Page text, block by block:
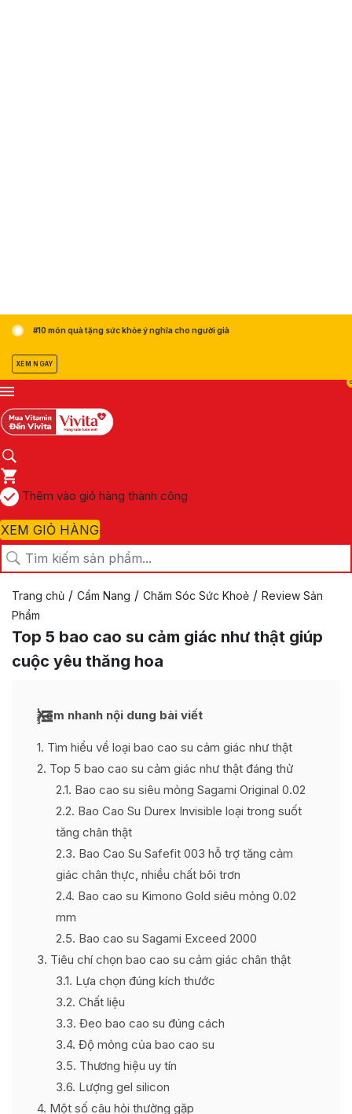
#10 món quà tặng sức khỏe ý nghĩa cho người già
XEM NGAY
0
Thêm vào giỏ hàng thành công
XEM GIỎ HÀNG
Trang chủ / Cẩm Nang / Chăm Sóc Sức Khoẻ / Review Sản
Phẩm
Top 5 bao cao su cảm giác như thật giúp
cuộc yêu thăng hoa
Xem nhanh nội dung bài viết
1 Tìm hiểu về loại bao cao su cảm giác như thật
2 Top 5 bao cao su cảm giác như thật đáng thử
2.1 Bao cao su siêu mỏng Sagami Original 0.02
2.2 Bao Cao Su Durex Invisible loại trong suốt
tăng chân thật
2.3 Bao Cao Su Safefit 003 hỗ trợ tăng cảm
giác chân thực, nhiều chất bôi trơn
2.4 Bao cao su Kimono Gold siêu mỏng 0.02
mm
2.5 Bao cao su Sagami Exceed 2000
3 Tiêu chí chọn bao cao su cảm giác chân thật
3.1 Lựa chọn đúng kích thước
3.2 Chất liệu
3.3 Đeo bao cao su đúng cách
3.4 Độ mỏng của bao cao su
3.5 Thương hiệu uy tín
3.6 Lượng gel silicon
4 Một số câu hỏi thường gặp